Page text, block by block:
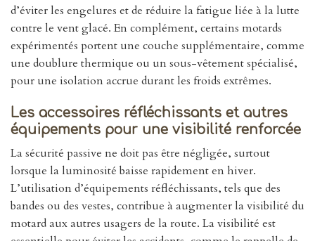
d’éviter les engelures et de réduire la fatigue liée à la lutte
contre le vent glacé. En complément, certains motards
expérimentés portent une couche supplémentaire, comme
une doublure thermique ou un sous-vêtement spécialisé,
pour une isolation accrue durant les froids extrêmes.
Les accessoires réfléchissants et autres
équipements pour une visibilité renforcée
La sécurité passive ne doit pas être négligée, surtout
lorsque la luminosité baisse rapidement en hiver.
L’utilisation d’équipements réfléchissants, tels que des
bandes ou des vestes, contribue à augmenter la visibilité du
motard aux autres usagers de la route. La visibilité est